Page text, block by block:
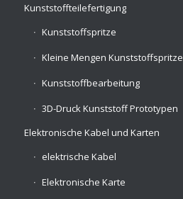
Kunststoffteilefertigung
Kunststoffspritze
Kleine Mengen Kunststoffspritze
Kunststoffbearbeitung
3D-Druck Kunststoff Prototypen
Elektronische Kabel und Karten
elektrische Kabel
Elektronische Karte